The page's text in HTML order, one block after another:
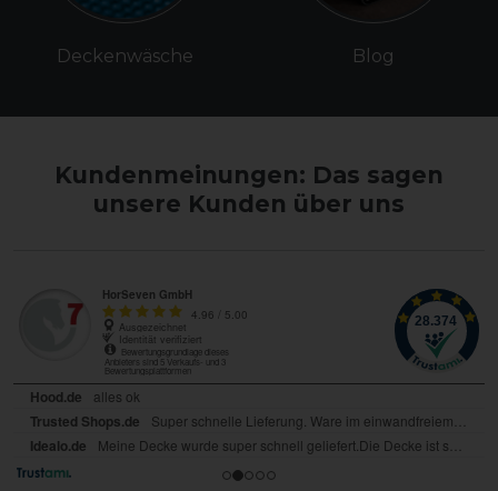
Deckenwäsche Blog
Kundenmeinungen: Das sagen
unsere Kunden über uns